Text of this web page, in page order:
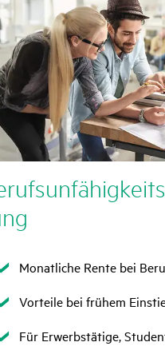
Zutreffend
Monatliche Rente bei
Zutreffend
Vorteile bei frühem
Zutreffend
Für Erwerbstätige,